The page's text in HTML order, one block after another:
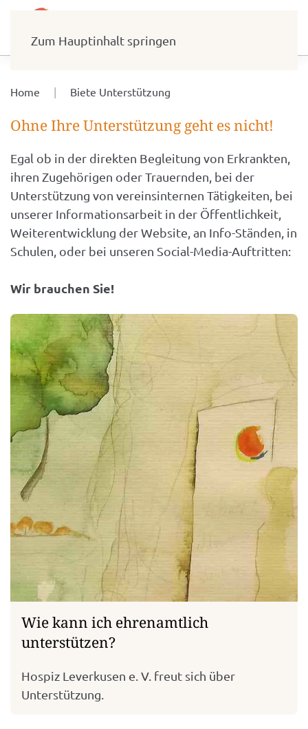
Zum Hauptinhalt springen
Home Biete Unterstützung
Ohne Ihre Unterstützung geht es nicht!
Egal ob in der direkten Begleitung von Erkrankten,
ihren Zugehörigen oder Trauernden, bei der
Unterstützung von vereinsinternen Tätigkeiten, bei
unserer Informationsarbeit in der Öffentlichkeit,
Weiterentwicklung der Website, an Info-Ständen, in
Schulen, oder bei unseren Social-Media-Auftritten:
Wir brauchen Sie!
Wie kann ich ehrenamtlich
unterstützen?
Hospiz Leverkusen e. V. freut sich über
Unterstützung.